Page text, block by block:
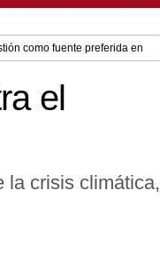
como fuente preferida en
el
la crisis climática,